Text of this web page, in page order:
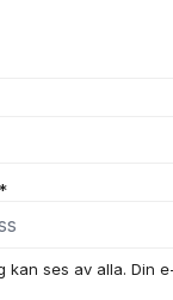
kan ses av alla. Din